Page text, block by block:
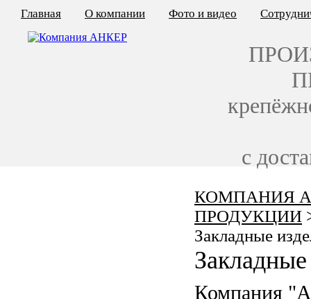
КОМПАНИЯ
ПРОДУКЦИИ
Закладные
Компания
Главная О компании Фото и видео
с